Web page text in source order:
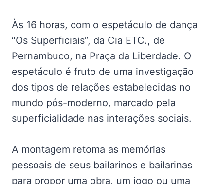
Às 16 horas, com o espetáculo de dança
“Os Superficiais”, da Cia ETC., de
Pernambuco, na Praça da Liberdade. O
espetáculo é fruto de uma investigação
dos tipos de relações estabelecidas no
mundo pós-moderno, marcado pela
superficialidade nas interações sociais.
A montagem retoma as memórias
pessoais de seus bailarinos e bailarinas
para propor uma obra, um jogo ou uma